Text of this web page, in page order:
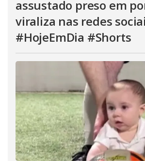
assustado preso em
viraliza nas redes
#HojeEmDia #Shorts